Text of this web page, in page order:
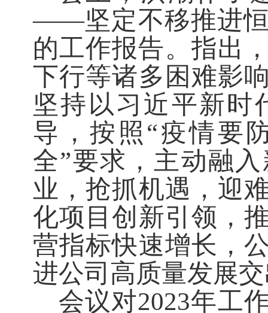
——坚定不移推进恒
的工作报告。指出
下行等诸多困难影
坚持以习近平新时
导，按照“疫情要
全”要求，主动融
业，抢抓机遇，迎
化项目创新引领，
营指标快速增长，
进公司高质量发展
会议对2023年工